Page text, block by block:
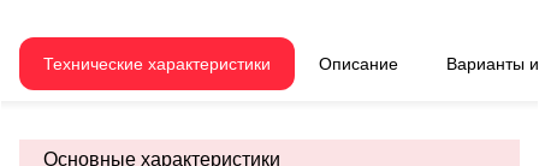
охлаждения жидкостная. Частота
вращения — 1500 об/мин.
Производитель генератора —
Технические характеристики Описание Варианты
Основные характеристики